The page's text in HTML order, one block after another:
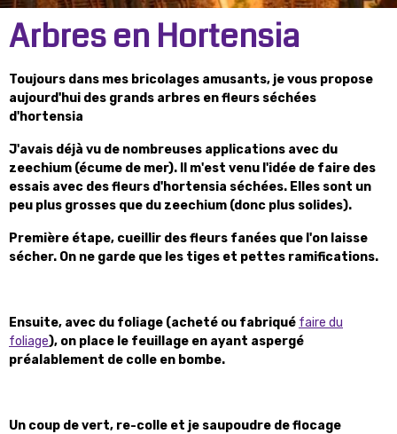
Arbres en Hortensia
Toujours dans mes bricolages amusants, je vous propose
aujourd'hui des grands arbres en fleurs séchées
d'hortensia
J'avais déjà vu de nombreuses applications avec du
zeechium (écume de mer). Il m'est venu l'idée de faire des
essais avec des fleurs d'hortensia séchées. Elles sont un
peu plus grosses que du zeechium (donc plus solides).
Première étape, cueillir des fleurs fanées que l'on laisse
sécher. On ne garde que les tiges et pettes ramifications.
Ensuite, avec du foliage (acheté ou fabriqué faire du
foliage), on place le feuillage en ayant aspergé
préalablement de colle en bombe.
Un coup de vert, re-colle et je saupoudre de flocage